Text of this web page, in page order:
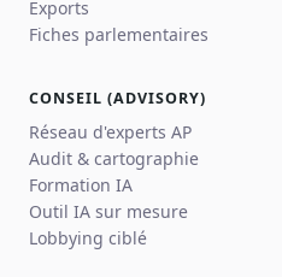
Exports
Fiches parlementaires
CONSEIL (ADVISORY)
Réseau d'experts AP
Audit & cartographie
Formation IA
Outil IA sur mesure
Lobbying ciblé